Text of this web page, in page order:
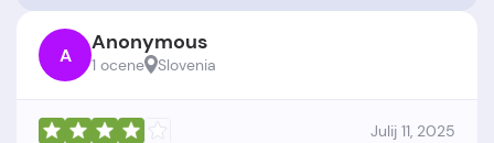
A Anonymous
1 ocene Slovenia
Julij 11, 2025